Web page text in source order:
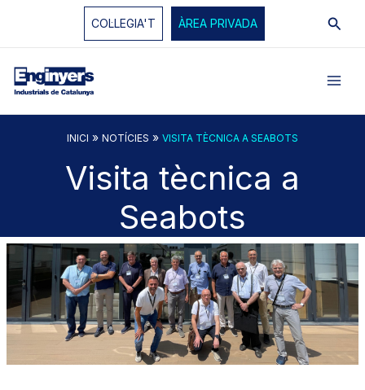
COL·LEGIA'T ÀREA PRIVADA
INICI » NOTÍCIES » VISITA TÈCNICA A SEABOTS
Visita tècnica a
Seabots